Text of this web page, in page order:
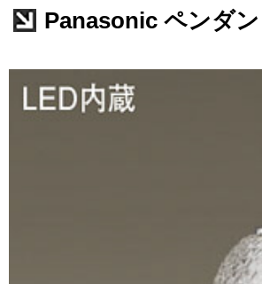
Panasonic ペンダ